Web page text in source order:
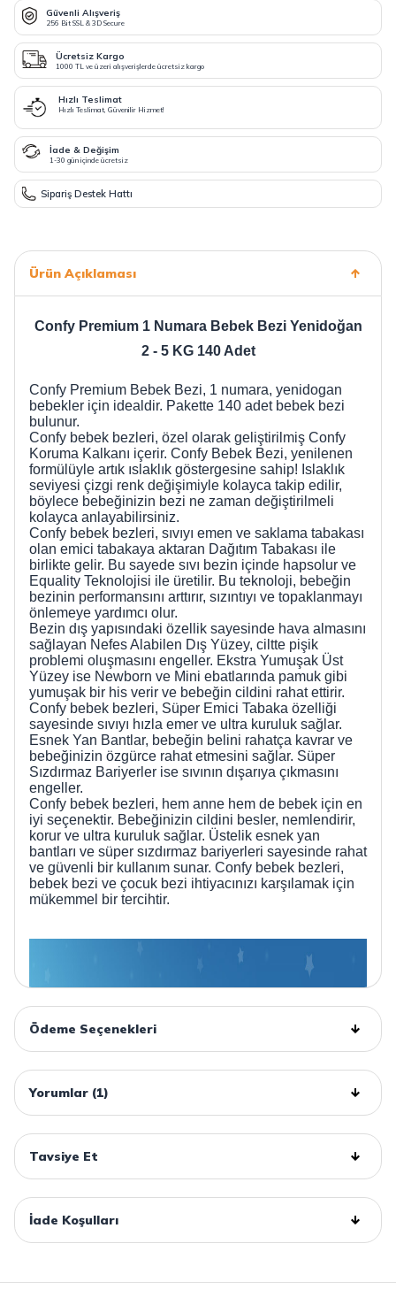
Güvenli Alışveriş
256 Bit SSL & 3D Secure
Ücretsiz Kargo
1000 TL ve üzeri alışverişlerde ücretsiz kargo
Hızlı Teslimat
Hızlı Teslimat, Güvenilir Hizmet!
İade & Değişim
1-30 gün içinde ücretsiz
Sipariş Destek Hattı
Ürün Açıklaması
Confy Premium 1 Numara Bebek Bezi Yenidoğan
2 - 5 KG 140 Adet
Confy Premium Bebek Bezi, 1 numara, yenidogan
bebekler için idealdir. Pakette 140 adet bebek bezi
bulunur.
Confy bebek bezleri, özel olarak geliştirilmiş Confy
Koruma Kalkanı içerir. Confy Bebek Bezi, yenilenen
formülüyle artık ıslaklık göstergesine sahip! Islaklık
seviyesi çizgi renk değişimiyle kolayca takip edilir,
böylece bebeğinizin bezi ne zaman değiştirilmeli
kolayca anlayabilirsiniz.
Confy bebek bezleri, sıvıyı emen ve saklama tabakası
olan emici tabakaya aktaran Dağıtım Tabakası ile
birlikte gelir. Bu sayede sıvı bezin içinde hapsolur ve
Equality Teknolojisi ile üretilir. Bu teknoloji, bebeğin
bezinin performansını arttırır, sızıntıyı ve topaklanmayı
önlemeye yardımcı olur.
Bezin dış yapısındaki özellik sayesinde hava almasını
sağlayan Nefes Alabilen Dış Yüzey, ciltte pişik
problemi oluşmasını engeller. Ekstra Yumuşak Üst
Yüzey ise Newborn ve Mini ebatlarında pamuk gibi
yumuşak bir his verir ve bebeğin cildini rahat ettirir.
Confy bebek bezleri, Süper Emici Tabaka özelliği
sayesinde sıvıyı hızla emer ve ultra kuruluk sağlar.
Esnek Yan Bantlar, bebeğin belini rahatça kavrar ve
bebeğinizin özgürce rahat etmesini sağlar. Süper
Sızdırmaz Bariyerler ise sıvının dışarıya çıkmasını
engeller.
Confy bebek bezleri, hem anne hem de bebek için en
iyi seçenektir. Bebeğinizin cildini besler, nemlendirir,
korur ve ultra kuruluk sağlar. Üstelik esnek yan
bantları ve süper sızdırmaz bariyerleri sayesinde rahat
ve güvenli bir kullanım sunar. Confy bebek bezleri,
bebek bezi ve çocuk bezi ihtiyacınızı karşılamak için
mükemmel bir tercihtir.
Ödeme Seçenekleri
Yorumlar (1)
Tavsiye Et
İade Koşulları